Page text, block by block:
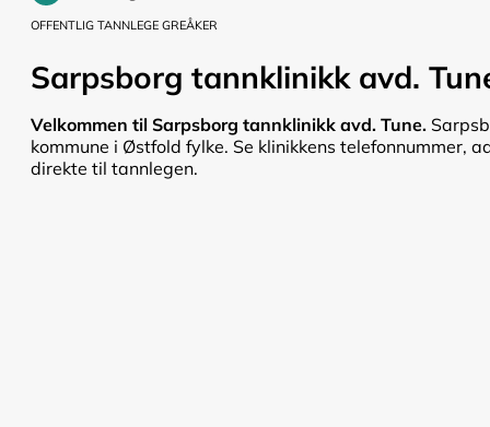
OFFENTLIG TANNLEGE GREÅKER
Sarpsborg tannklinikk avd.
Velkommen til Sarpsborg tannklinikk avd. Tune.
kommune i Østfold fylke. Se klinikkens telefonnummer,
direkte til tannlegen.